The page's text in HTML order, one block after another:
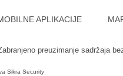
APLIKACIJE
preuzimanje sadržaja
Sikra Security